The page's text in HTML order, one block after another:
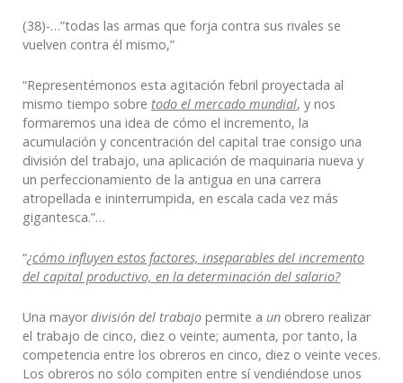
(38)-…”todas las armas que forja contra sus rivales se
vuelven contra él mismo,”
“Representémonos esta agitación febril proyectada al
mismo tiempo sobre todo el mercado mundial, y nos
formaremos una idea de cómo el incremento, la
acumulación y concentración del capital trae consigo una
división del trabajo, una aplicación de maquinaria nueva y
un perfeccionamiento de la antigua en una carrera
atropellada e ininterrumpida, en escala cada vez más
gigantesca.”…
“¿cómo influyen estos factores, inseparables del incremento
del capital productivo, en la determinación del salario?
Una mayor división del trabajo permite a un obrero realizar
el trabajo de cinco, diez o veinte; aumenta, por tanto, la
competencia entre los obreros en cinco, diez o veinte veces.
Los obreros no sólo compiten entre sí vendiéndose unos